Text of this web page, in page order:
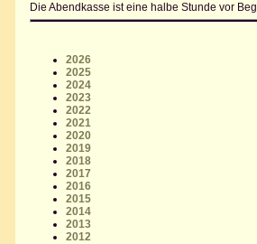
Die Abendkasse ist eine halbe Stunde vor
2026
2025
2024
2023
2022
2021
2020
2019
2018
2017
2016
2015
2014
2013
2012